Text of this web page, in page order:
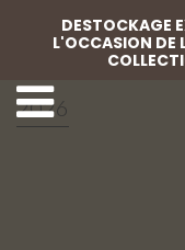
Marylise
2026
DESTOCKAGE
L'OCCASION DE